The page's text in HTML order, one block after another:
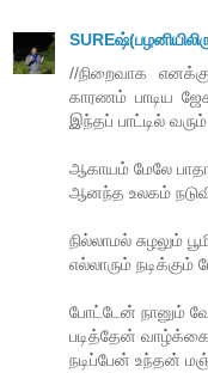
//நிறைவாக
காரணம் பாடிய
இந்தப் பாட்டில்
ஆகாயம் மேலே
ஆனந்த உலகம்
நில்லாமல் சுழலும்
எல்லாரும் நடிக்கும்
போட்டேன் நானும்
படித்தேன்
நடிப்பேன் உந்தன்